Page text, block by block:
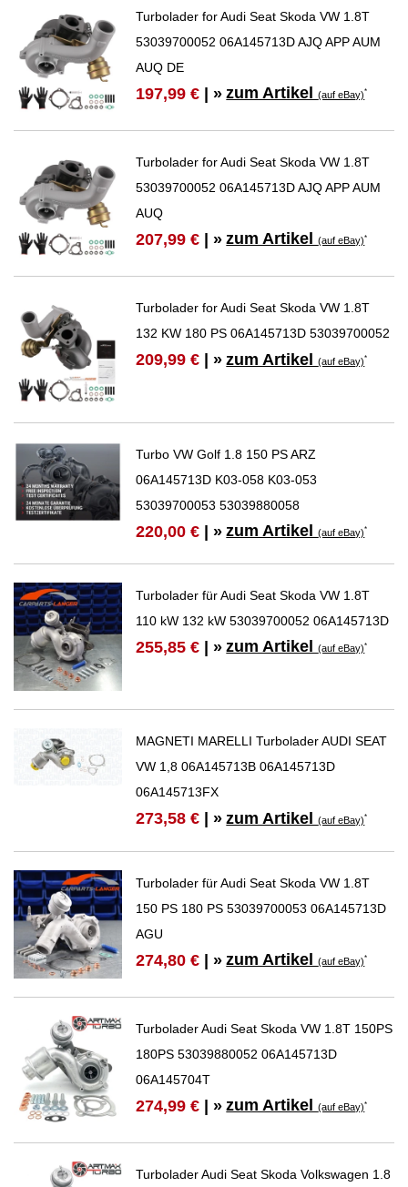
Turbolader for Audi Seat Skoda VW 1.8T
53039700052 06A145713D AJQ APP AUM
AUQ DE
197,99 € | » zum Artikel(auf eBay)*
Turbolader for Audi Seat Skoda VW 1.8T
53039700052 06A145713D AJQ APP AUM
AUQ
207,99 € | » zum Artikel(auf eBay)*
Turbolader for Audi Seat Skoda VW 1.8T
132 KW 180 PS 06A145713D 53039700052
209,99 € | » zum Artikel(auf eBay)*
Turbo VW Golf 1.8 150 PS ARZ
06A145713D K03-058 K03-053
53039700053 53039880058
220,00 € | » zum Artikel(auf eBay)*
Turbolader für Audi Seat Skoda VW 1.8T
110 kW 132 kW 53039700052 06A145713D
255,85 € | » zum Artikel(auf eBay)*
MAGNETI MARELLI Turbolader AUDI SEAT
VW 1,8 06A145713B 06A145713D
06A145713FX
273,58 € | » zum Artikel(auf eBay)*
Turbolader für Audi Seat Skoda VW 1.8T
150 PS 180 PS 53039700053 06A145713D
AGU
274,80 € | » zum Artikel(auf eBay)*
Turbolader Audi Seat Skoda VW 1.8T 150PS
180PS 53039880052 06A145713D
06A145704T
274,99 € | » zum Artikel(auf eBay)*
Turbolader Audi Seat Skoda Volkswagen 1.8